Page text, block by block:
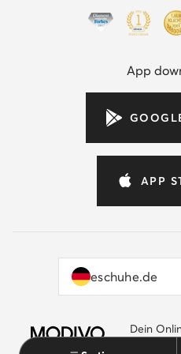
App
APP
eschuhe.de
by eschuhe.de
Dein